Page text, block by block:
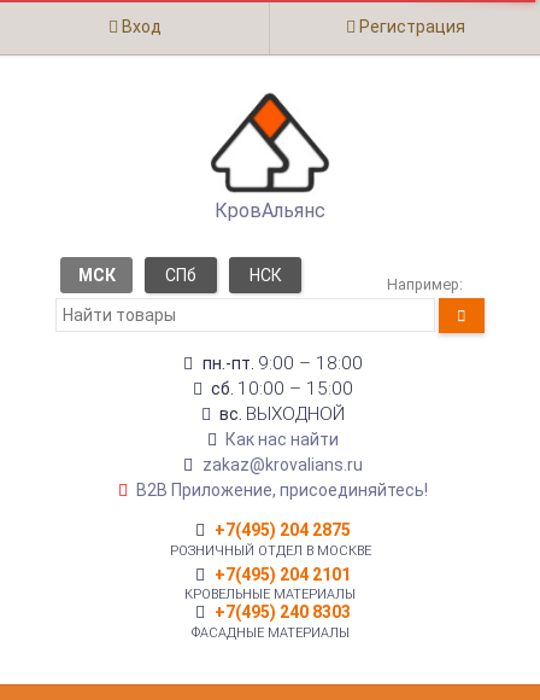
Вход Регистрация
КровАльянс
МСК СПб НСК Например:
пн.-пт. 9:00 – 18:00
сб. 10:00 – 15:00
вс. ВЫХОДНОЙ
Как нас найти
zakaz@krovalians.ru
B2B Приложение, присоединяйтесь!
+7(495) 204 2875
РОЗНИЧНЫЙ ОТДЕЛ В МОСКВЕ
+7(495) 204 2101
КРОВЕЛЬНЫЕ МАТЕРИАЛЫ
+7(495) 240 8303
ФАСАДНЫЕ МАТЕРИАЛЫ